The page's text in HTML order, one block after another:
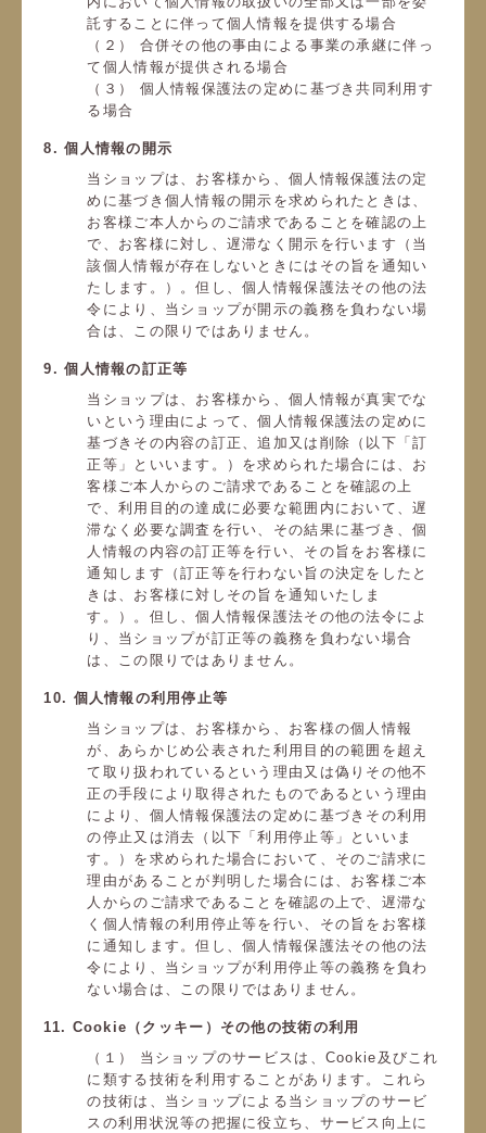
託することに伴って個人情報を提供する場合
（２） 合併その他の事由による事業の承継に伴っ
て個人情報が提供される場合
（３） 個人情報保護法の定めに基づき共同利用す
る場合
8. 個人情報の開示
当ショップは、お客様から、個人情報保護法の定
めに基づき個人情報の開示を求められたときは、
お客様ご本人からのご請求であることを確認の上
で、お客様に対し、遅滞なく開示を行います（当
該個人情報が存在しないときにはその旨を通知い
たします。）。但し、個人情報保護法その他の法
令により、当ショップが開示の義務を負わない場
合は、この限りではありません。
9. 個人情報の訂正等
当ショップは、お客様から、個人情報が真実でな
いという理由によって、個人情報保護法の定めに
基づきその内容の訂正、追加又は削除（以下「訂
正等」といいます。）を求められた場合には、お
客様ご本人からのご請求であることを確認の上
で、利用目的の達成に必要な範囲内において、遅
滞なく必要な調査を行い、その結果に基づき、個
人情報の内容の訂正等を行い、その旨をお客様に
通知します（訂正等を行わない旨の決定をしたと
きは、お客様に対しその旨を通知いたしま
す。）。但し、個人情報保護法その他の法令によ
り、当ショップが訂正等の義務を負わない場合
は、この限りではありません。
10. 個人情報の利用停止等
当ショップは、お客様から、お客様の個人情報
が、あらかじめ公表された利用目的の範囲を超え
て取り扱われているという理由又は偽りその他不
正の手段により取得されたものであるという理由
により、個人情報保護法の定めに基づきその利用
の停止又は消去（以下「利用停止等」といいま
す。）を求められた場合において、そのご請求に
理由があることが判明した場合には、お客様ご本
人からのご請求であることを確認の上で、遅滞な
く個人情報の利用停止等を行い、その旨をお客様
に通知します。但し、個人情報保護法その他の法
令により、当ショップが利用停止等の義務を負わ
ない場合は、この限りではありません。
11. Cookie（クッキー）その他の技術の利用
（１） 当ショップのサービスは、Cookie及びこれ
に類する技術を利用することがあります。これら
の技術は、当ショップによる当ショップのサービ
スの利用状況等の把握に役立ち、サービス向上に